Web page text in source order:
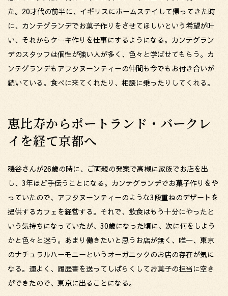
た。20才代の前半に、イギリスにホームステイして帰ってきた時
に、カンテグランデでお菓子作りをさせてほしいという希望が叶
い、それからケーキ作りを仕事にするようになる。カンテグラン
デのスタッフは個性が強い人が多く、色々と学ばせてもらう。カ
ンテグランデもアフタヌーンティーの仲間も今でもお付き合いが
続いている。食べに来てくれたり、相談に乗ったりしてくれる。
恵比寿からポートランド・バークレ
イを経て京都へ
磯谷さんが26歳の時に、ご両親の発案で高槻に家族でお店を出
し、3年ほど手伝うことになる。カンテグランデでお菓子作りをや
っていたので、アフタヌーンティーのような3段重ねのデザートを
提供するカフェを経営する。それで、飲食はもう十分にやったと
いう気持ちになっていたが、30歳になった頃に、次に何をしよう
かと色々と迷う。あまり働きたいと思うお店が無く、唯一、東京
のナチュラルハーモニーというオーガニックのお店の存在が気に
なる。運よく、履歴書を送ってしばらくしてお菓子の担当に空き
ができたので、東京に出ることになる。